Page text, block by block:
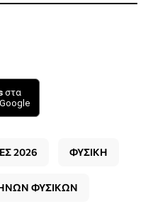
στα
2026 ΦΥΣΙΚΗ
ΦΥΣΙΚΩΝ